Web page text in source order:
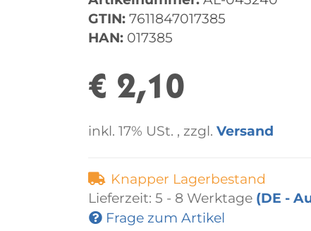
GTIN: 7611847017385
HAN: 017385
€ 2,10
inkl. 17% USt. , zzgl. Versand
Knapper Lagerbestand
Lieferzeit: 5 - 8 Werktage (DE -
Frage zum Artikel